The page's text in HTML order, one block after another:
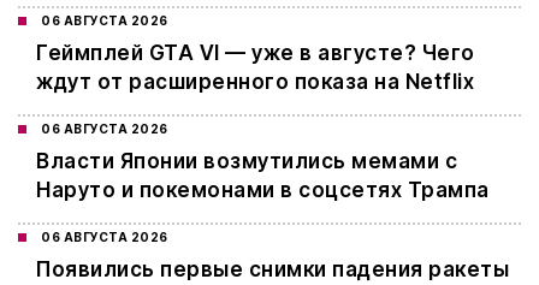
06 АВГУСТА 2026
Геймплей GTA VI — уже в августе? Чего
ждут от расширенного показа на Netflix
06 АВГУСТА 2026
Власти Японии возмутились мемами с
Наруто и покемонами в соцсетях Трампа
06 АВГУСТА 2026
Появились первые снимки падения ракеты